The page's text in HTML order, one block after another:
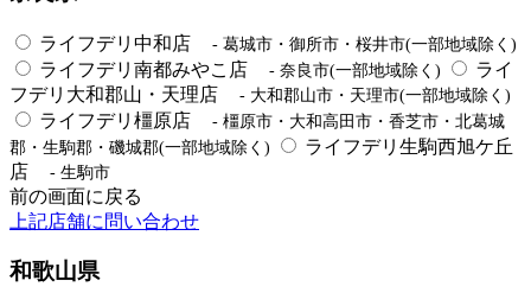
ライフデリ中和店 - 葛城市・御所市・桜井市(一部地域除く)
ライフデリ南都みやこ店 - 奈良市(一部地域除く)
ライ
フデリ大和郡山・天理店
- 大和郡山市・天理市(一部地域除く)
ライフデリ橿原店
- 橿原市・大和高田市・香芝市・北葛城
郡・生駒郡・磯城郡(一部地域除く)
ライフデリ生駒西旭ケ丘
店
- 生駒市
前の画面に戻る
上記店舗に問い合わせ
和歌山県